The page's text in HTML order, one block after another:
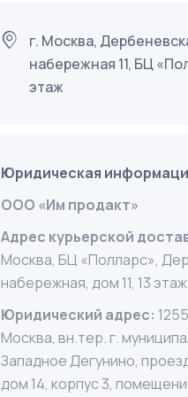
г. Москва,
набережная 11, БЦ
этаж
Юридическая
ООО «Им продакт»
Адрес курьерской
Москва, БЦ «Полларс»,
набережная, дом 11, 13 этаж
Юридический адрес:
Москва, вн.тер. г.
Западное Дегунино,
дом 14, корпус 3,